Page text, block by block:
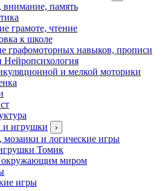
внимание, память
грамоте, чтение
к школе
графомоторных навыков, прописи
Нейропсихология
и мелкой моторики
и игрушки
›
мозаики и логические игры
Томик
окружающим миром
игры